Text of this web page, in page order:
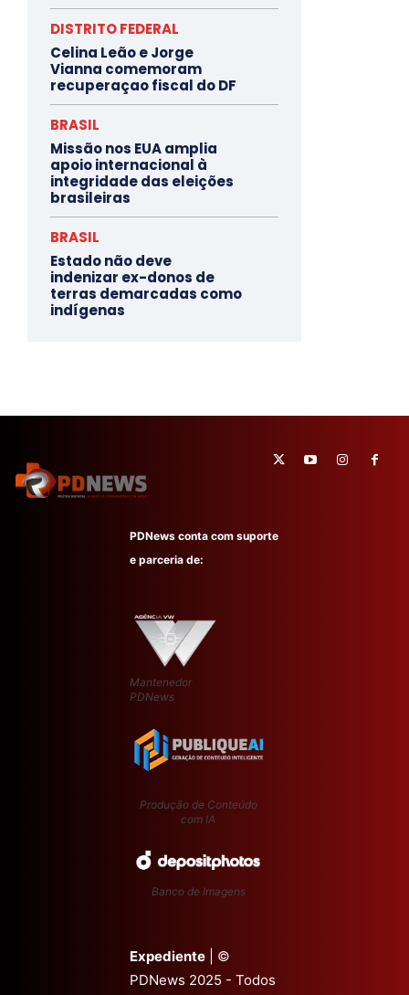
DISTRITO FEDERAL
Celina Leão e Jorge
Vianna comemoram
recuperaçao fiscal do DF
BRASIL
Missão nos EUA amplia
apoio internacional à
integridade das eleições
brasileiras
BRASIL
Estado não deve
indenizar ex-donos de
terras demarcadas como
indígenas
PDNews conta com suporte
e parceria de:
Mantenedor
PDNews
Produção de Conteúdo
com IA
Banco de Imagens
Expediente | ©
PDNews 2025 - Todos